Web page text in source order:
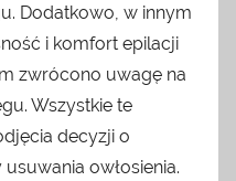
Dodatkowo, w innym
i komfort epilacji
zwrócono uwagę na
Wszystkie te
decyzji o
owłosienia.